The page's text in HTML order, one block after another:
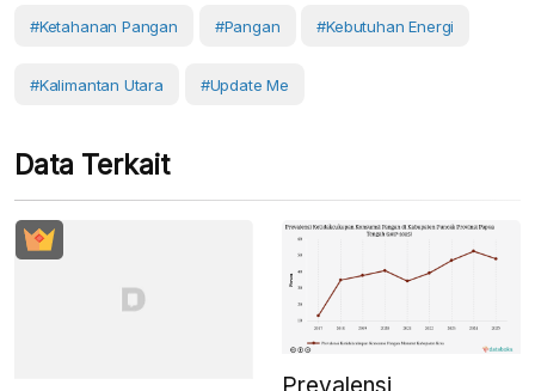
#Ketahanan Pangan #Pangan #Kebutuhan Energi
#Kalimantan Utara #Update Me
Data Terkait